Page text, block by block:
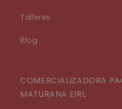
Talleres
Blog
COMERCIALIZADORA
MATURANA EIRL